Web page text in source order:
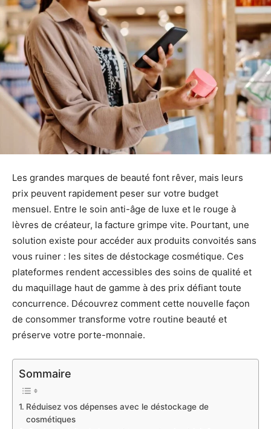
Les grandes marques de beauté font rêver, mais leurs
prix peuvent rapidement peser sur votre budget
mensuel. Entre le soin anti-âge de luxe et le rouge à
lèvres de créateur, la facture grimpe vite. Pourtant, une
solution existe pour accéder aux produits convoités sans
vous ruiner : les sites de déstockage cosmétique. Ces
plateformes rendent accessibles des soins de qualité et
du maquillage haut de gamme à des prix défiant toute
concurrence. Découvrez comment cette nouvelle façon
de consommer transforme votre routine beauté et
préserve votre porte-monnaie.
Sommaire
Réduisez vos dépenses avec le déstockage de
cosmétiques